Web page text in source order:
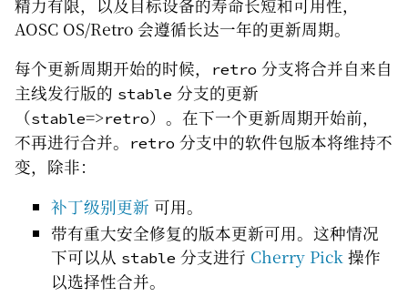
精力有限，以及目标设备的寿命长短和可用性，
AOSC OS/Retro 会遵循长达一年的更新周期。
每个更新周期开始的时候，
retro 分支将合并自来自
主线发行版的 stable 分支的更新
（stable=>retro）。在下一个更新周期开始前，
不再进行合并。
retro 分支中的软件包版本将维持不
变，除非：
补丁级别更新 可用。
带有重大安全修复的版本更新可用。这种情况
下可以从 stable 分支进行 Cherry Pick 操作
以选择性合并。